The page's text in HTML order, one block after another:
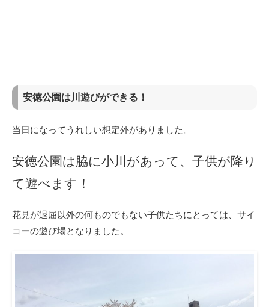
安徳公園は川遊びができる！
当日になってうれしい想定外がありました。
安徳公園は脇に小川があって、子供が降り
て遊べます！
花見が退屈以外の何ものでもない子供たちにとっては、サイ
コーの遊び場となりました。